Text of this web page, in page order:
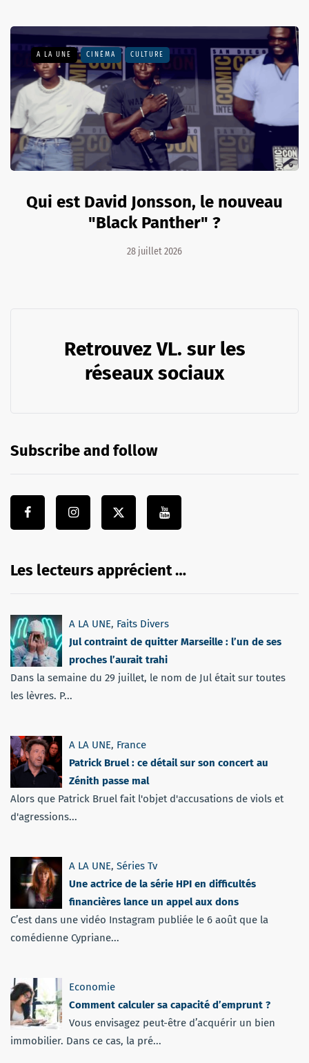
A LA UNE CINÉMA CULTURE
Qui est David Jonsson, le nouveau
"Black Panther" ?
28 juillet 2026
Retrouvez VL. sur les
réseaux sociaux
Subscribe and follow
Les lecteurs apprécient …
A LA UNE, Faits Divers
Jul contraint de quitter Marseille : l’un de ses
proches l’aurait trahi
Dans la semaine du 29 juillet, le nom de Jul était sur toutes
les lèvres. P...
A LA UNE, France
Patrick Bruel : ce détail sur son concert au
Zénith passe mal
Alors que Patrick Bruel fait l'objet d'accusations de viols et
d'agressions...
A LA UNE, Séries Tv
Une actrice de la série HPI en difficultés
financières lance un appel aux dons
C’est dans une vidéo Instagram publiée le 6 août que la
comédienne Cypriane...
Economie
Comment calculer sa capacité d’emprunt ?
Vous envisagez peut-être d’acquérir un bien
immobilier. Dans ce cas, la pré...